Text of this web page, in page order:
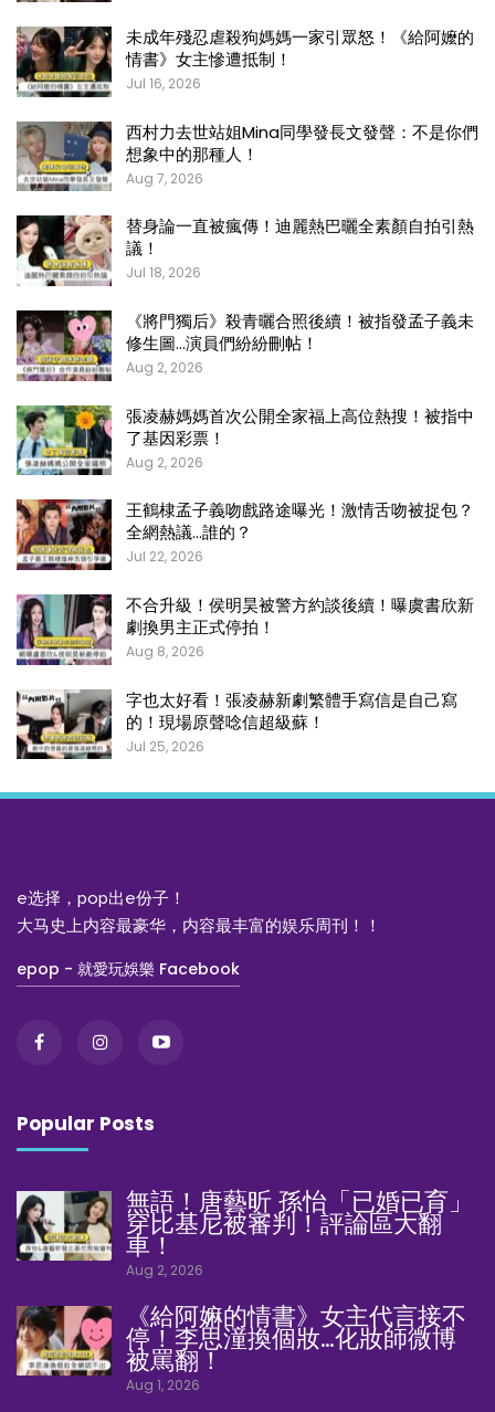
未成年殘忍虐殺狗媽媽一家引眾怒！《給阿嬤的
情書》女主慘遭抵制！
Jul 16, 2026
西村力去世站姐Mina同學發長文發聲：不是你們
想象中的那種人！
Aug 7, 2026
替身論一直被瘋傳！迪麗熱巴曬全素顏自拍引熱
議！
Jul 18, 2026
《將門獨后》殺青曬合照後續！被指發孟子義未
修生圖…演員們紛紛刪帖！
Aug 2, 2026
張凌赫媽媽首次公開全家福上高位熱搜！被指中
了基因彩票！
Aug 2, 2026
王鶴棣孟子義吻戲路途曝光！激情舌吻被捉包？
全網熱議…誰的？
Jul 22, 2026
不合升級！侯明昊被警方約談後續！曝虞書欣新
劇換男主正式停拍！
Aug 8, 2026
字也太好看！張凌赫新劇繁體手寫信是自己寫
的！現場原聲唸信超級蘇！
Jul 25, 2026
e选择，pop出e份子！
大马史上内容最豪华，内容最丰富的娱乐周刊！！
epop - 就愛玩娛樂 Facebook
Popular Posts
無語！唐藝昕 孫怡「已婚已育」
穿比基尼被審判！評論區大翻
車！
Aug 2, 2026
《給阿嫲的情書》女主代言接不
停！李思潼換個妝…化妝師微博
被罵翻！
Aug 1, 2026